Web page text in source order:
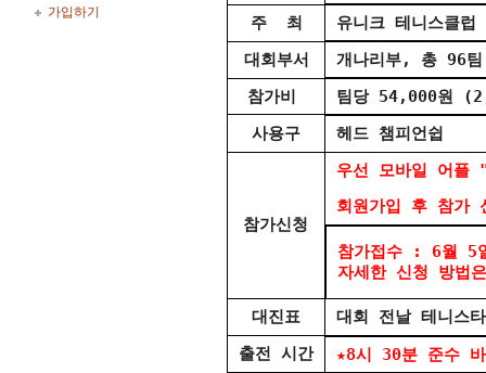
가입하기
주 최
유니크 테니스클럽
대회부서
개나리부, 총 96팀
참가비
팀당 54,000원
사용구
헤드 챔피언쉽
참가신청
우선 모바일 어플
회원가입 후 참가
참가접수 : 6월 5
자세한 신청 방법
대진표
대회 전날 테니스
출전 시간
★8시 30분 준수